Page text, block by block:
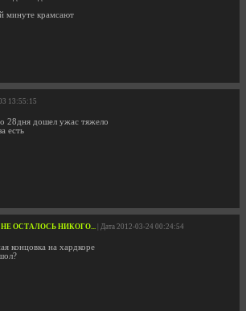
минуте крамсают
13:55:15
28дня дошел ужас тяжело
есть
И НЕ ОСТАЛОСЬ НИКОГО... | Дата 2012-03-24 00:24:54
концовка на хардкоре